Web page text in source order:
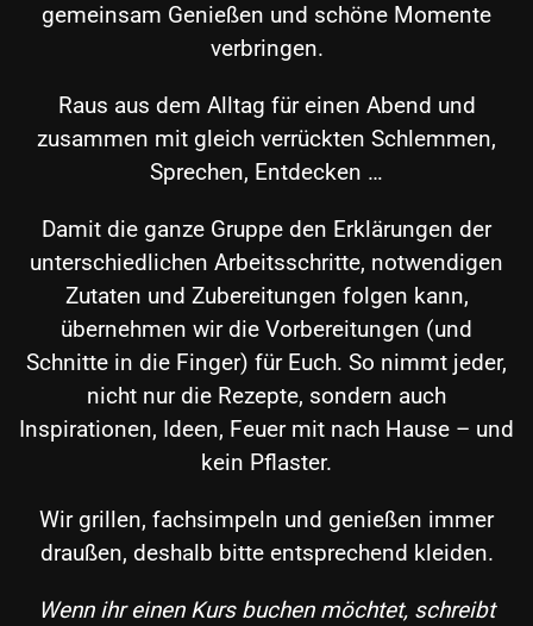
gemeinsam Genießen und schöne Momente
verbringen.
Raus aus dem Alltag für einen Abend und
zusammen mit gleich verrückten Schlemmen,
Sprechen, Entdecken …
Damit die ganze Gruppe den Erklärungen der
unterschiedlichen Arbeitsschritte, notwendigen
Zutaten und Zubereitungen folgen kann,
übernehmen wir die Vorbereitungen (und
Schnitte in die Finger) für Euch. So nimmt jeder,
nicht nur die Rezepte, sondern auch
Inspirationen, Ideen, Feuer mit nach Hause – und
kein Pflaster.
Wir grillen, fachsimpeln und genießen immer
draußen, deshalb bitte entsprechend kleiden.
Wenn ihr einen Kurs buchen möchtet, schreibt